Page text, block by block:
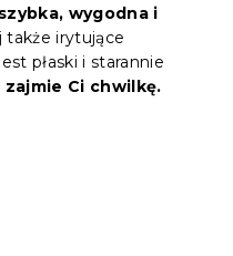
wygodna i
także irytujące
płaski i starannie
Ci chwilkę.